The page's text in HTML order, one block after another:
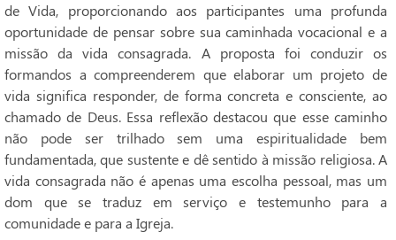
de Vida, proporcionando aos participantes uma profunda
oportunidade de pensar sobre sua caminhada vocacional e a
missão da vida consagrada. A proposta foi conduzir os
formandos a compreenderem que elaborar um projeto de
vida significa responder, de forma concreta e consciente, ao
chamado de Deus. Essa reflexão destacou que esse caminho
não pode ser trilhado sem uma espiritualidade bem
fundamentada, que sustente e dê sentido à missão religiosa. A
vida consagrada não é apenas uma escolha pessoal, mas um
dom que se traduz em serviço e testemunho para a
comunidade e para a Igreja.